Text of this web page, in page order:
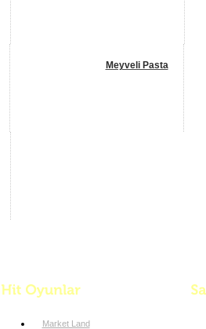
Meyveli Pasta
Market Land